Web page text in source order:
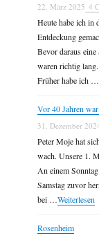
22. März 2025 4
Heute habe ich in
Entdeckung
Bevor daraus
waren richtig
Früher habe ich …
Vor 40 Jahren
31. Dezember
Peter Moje hat
wach. Unsere 1.
An einem
Samstag zuvor
bei …Weiterlesen
Rosenheim